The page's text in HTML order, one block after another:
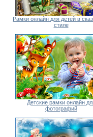
Рамки онлайн для детей в
стиле
Детские рамки онлайн
фотографий